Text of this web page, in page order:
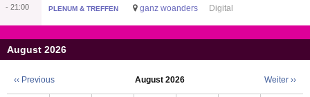
- 21:00 PLENUM & TREFFEN ganz woanders Digital
August 2026
Seitennummerierung
‹‹ Previous August 2026 Weiter ››